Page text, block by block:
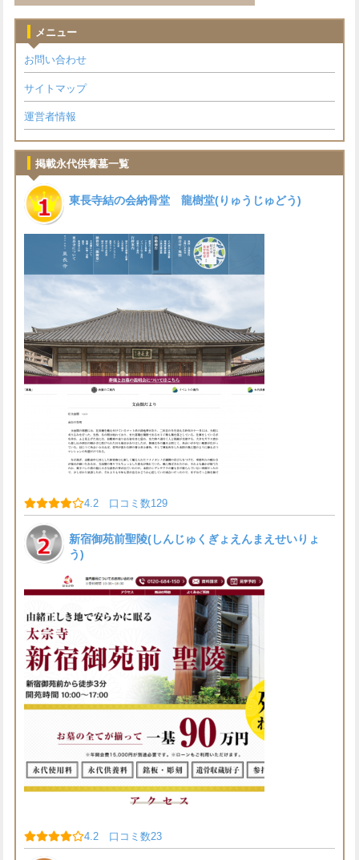
メニュー
お問い合わせ
サイトマップ
運営者情報
掲載永代供養墓一覧
東長寺結の会納骨堂 龍樹堂(りゅうじゅどう)
4.2 口コミ数129
新宿御苑前聖陵(しんじゅくぎょえんまえせいりょ
う)
4.2 口コミ数23